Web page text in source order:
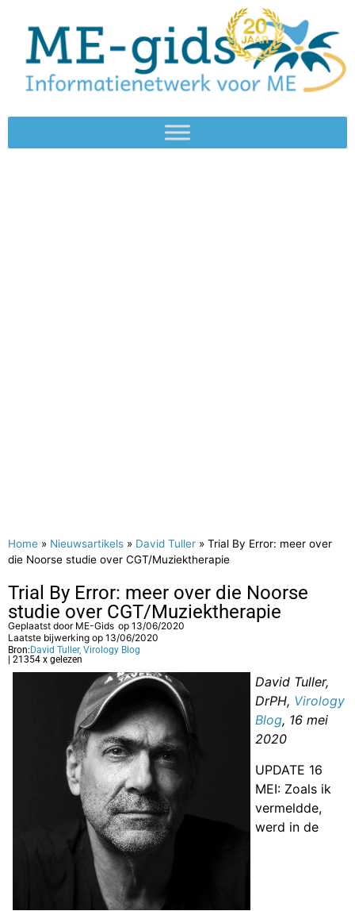
Home » Nieuwsartikels » David Tuller » Trial By Error: meer over
die Noorse studie over CGT/Muziektherapie
Trial By Error: meer over die Noorse
studie over CGT/Muziektherapie
Geplaatst door ME-Gids op 13/06/2020
Laatste bijwerking op 13/06/2020
Bron: David Tuller, Virology Blog
| 21354 x gelezen
David Tuller,
DrPH, Virology
Blog, 16 mei
2020
UPDATE 16
MEI: Zoals ik
vermeldde,
werd in de